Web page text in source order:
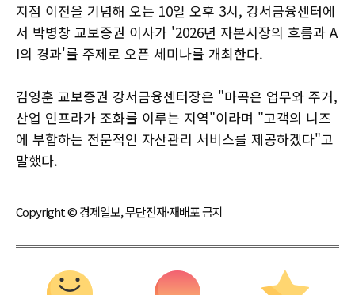
지점 이전을 기념해 오는 10일 오후 3시, 강서금융센터에
서 박병창 교보증권 이사가 '2026년 자본시장의 흐름과 A
I의 경과'를 주제로 오픈 세미나를 개최한다.
김영훈 교보증권 강서금융센터장은 "마곡은 업무와 주거,
산업 인프라가 조화를 이루는 지역"이라며 "고객의 니즈
에 부합하는 전문적인 자산관리 서비스를 제공하겠다"고
말했다.
Copyright © 경제일보, 무단전재·재배포 금지